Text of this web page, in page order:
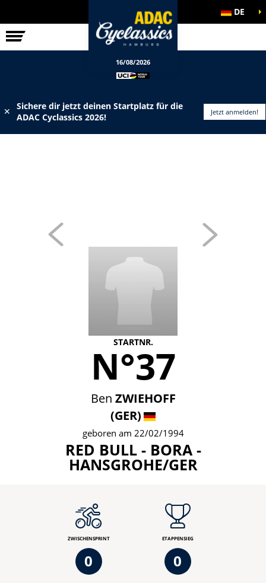
RENNEN DE
16/08/2026
✕
Sichere dir jetzt deinen Startplatz für die
ADAC Cyclassics 2026!
Jetzt anmelden!
STARTNR.
N°37
Ben ZWIEHOFF
(GER)
geboren am 22/02/1994
RED BULL - BORA -
HANSGROHE/GER
ZWISCHENSPRINT
0
ETAPPENSIEG
0